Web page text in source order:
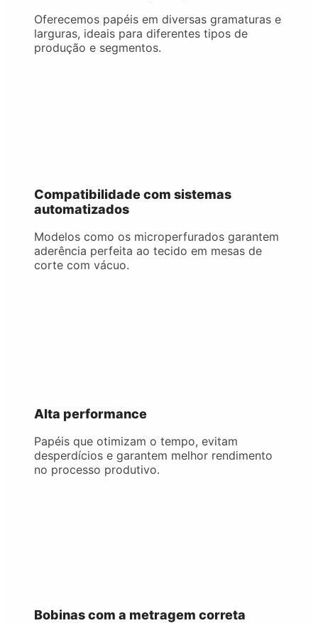
Oferecemos papéis em diversas gramaturas e
larguras, ideais para diferentes tipos de
produção e segmentos.
Compatibilidade com sistemas
automatizados
Modelos como os microperfurados garantem
aderência perfeita ao tecido em mesas de
corte com vácuo.
Alta performance
Papéis que otimizam o tempo, evitam
desperdícios e garantem melhor rendimento
no processo produtivo.
Bobinas com a metragem correta